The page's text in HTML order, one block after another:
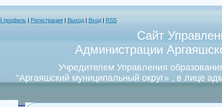
профиль| Регистрация Выход| Вход RSS
Сайт
Администрации
Учредителем Управления
"Аргаяшский муниципальный округ» , в лице